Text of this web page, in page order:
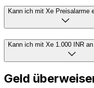
Kann ich mit Xe Preisalarme
Kann ich mit Xe 1.000 INR
Geld